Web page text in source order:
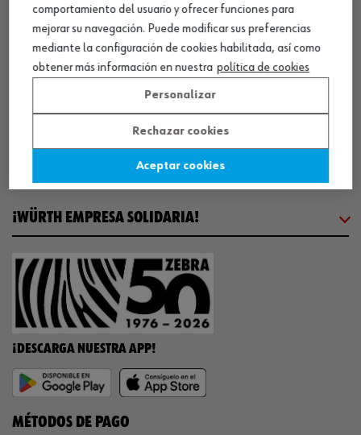
SOBRE WÜRTH
COMUNICACIÓN
WORKINWÜRTH
NUESTROS CERTIFICADOS
¡WÜRTH EMPRESA SOLIDARIA!
¡DESCARGA NUESTRA APP!
MÉTODOS DE PAGO
comportamiento del usuario y ofrecer funciones para
mejorar su navegación. Puede modificar sus preferencias
mediante la configuración de cookies habilitada, así como
obtener más información en nuestra política de cookies
Personalizar
Rechazar cookies
Aceptar cookies